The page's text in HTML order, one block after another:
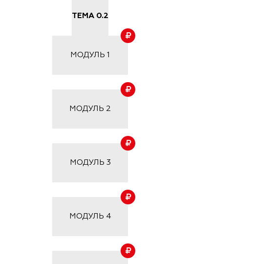
ТЕМА 0.2
МОДУЛЬ 1
МОДУЛЬ 2
МОДУЛЬ 3
МОДУЛЬ 4